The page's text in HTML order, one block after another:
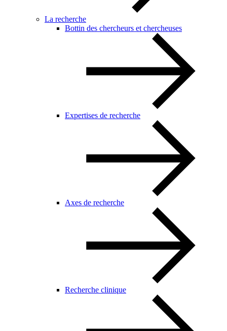
La recherche
Bottin des chercheurs et chercheuses
Expertises de recherche
Axes de recherche
Recherche clinique